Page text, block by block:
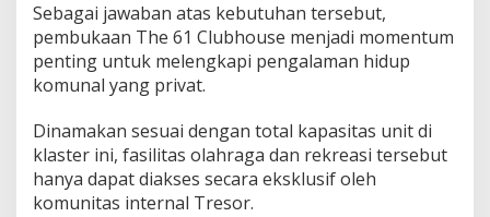
Sebagai jawaban atas kebutuhan tersebut,
pembukaan The 61 Clubhouse menjadi momentum
penting untuk melengkapi pengalaman hidup
komunal yang privat.
Dinamakan sesuai dengan total kapasitas unit di
klaster ini, fasilitas olahraga dan rekreasi tersebut
hanya dapat diakses secara eksklusif oleh
komunitas internal Tresor.